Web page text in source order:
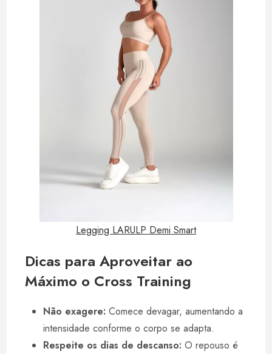
Legging LARULP Demi Smart
Dicas para Aproveitar ao
Máximo o Cross Training
Não exagere: Comece devagar, aumentando a
intensidade conforme o corpo se adapta.
Respeite os dias de descanso: O repouso é